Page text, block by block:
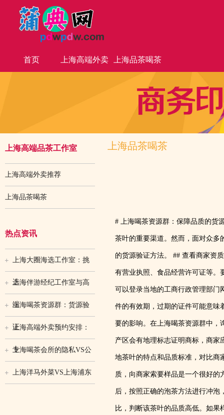
首页 上海高端外卖 上海品茶喝茶
上海高端品茶工作室
上海高端外卖推荐
上海品茶喝茶
热点资讯
上海大圈海选工作室：挑
选
上海伴游经纪工作室与高
端
上海喝茶资源群：货源验
证
上海高端外卖预约安排：
专
上海喝茶会所的隐私VS公
上海洋马外菜VS上海浦东
上海品茶喝茶
# 上海喝茶资源群：保障品质的货
茶叶的重要渠道。然而，面对众多
的货源验证方法。 ## 查看商家资
有营业执照、食品经营许可证等。
可以登录当地的工商行政管理部门
件的有效期，过期的证件可能意味
要的影响。在上海喝茶资源群中，
产区会有地理标志证明商标，商家
地茶叶的特点和品质标准，对比商
质，向商家索要样品是一个很好
后，按照正确的泡茶方法进行冲
比，判断该茶叶的品质高低。如